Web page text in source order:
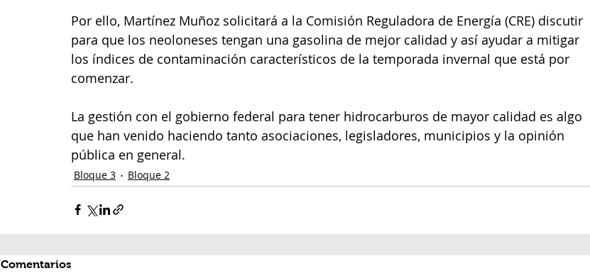
Por ello, Martínez Muñoz solicitará a la Comisión Reguladora de Energía (CRE) discutir
para que los neoloneses tengan una gasolina de mejor calidad y así ayudar a mitigar
los índices de contaminación característicos de la temporada invernal que está por
comenzar.
La gestión con el gobierno federal para tener hidrocarburos de mayor calidad es algo
que han venido haciendo tanto asociaciones, legisladores, municipios y la opinión
pública en general.
Bloque 3 Bloque 2
Comentarios